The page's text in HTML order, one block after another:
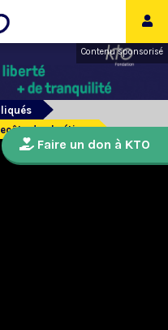
Contenu sponsorisé
du chrétien
Faire un don à KTO